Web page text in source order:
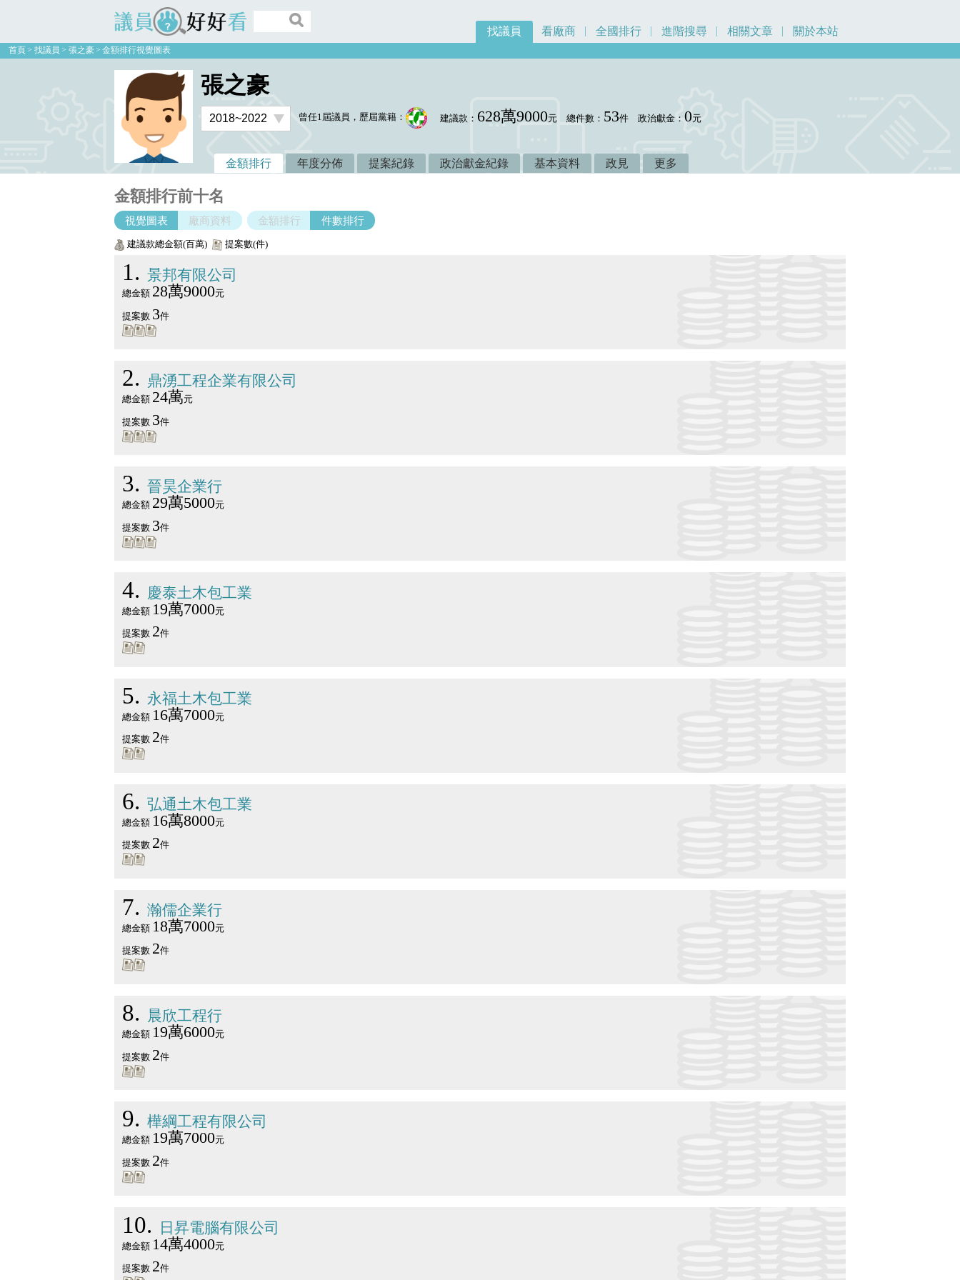
議員好好看
找議員 看廠商 全國排行 進階搜尋 相關文章 關於本站
首頁 找議員 張之豪 金額排行視覺圖表
張之豪
曾任1屆議員，歷屆黨籍： 建議款： 628萬9000元 總件數： 53件 政治獻金：0元
金額排行 年度分佈 提案紀錄 政治獻金紀錄 基本資料 政見 更多
金額排行前十名
視覺圖表 廠商資料 金額排行 件數排行
建議款總金額(百萬) 提案數(件)
1 景邦有限公司
總金額 28萬9000元
提案數 3件
2 鼎湧工程企業有限公司
總金額 24萬元
提案數 3件
3 晉昊企業行
總金額 29萬5000元
提案數 3件
4 慶泰土木包工業
總金額 19萬7000元
提案數 2件
5 永福土木包工業
總金額 16萬7000元
提案數 2件
6 弘通土木包工業
總金額 16萬8000元
提案數 2件
7 瀚儒企業行
總金額 18萬7000元
提案數 2件
8 晨欣工程行
總金額 19萬6000元
提案數 2件
9 樺綱工程有限公司
總金額 19萬7000元
提案數 2件
10 日昇電腦有限公司
總金額 14萬4000元
提案數 2件